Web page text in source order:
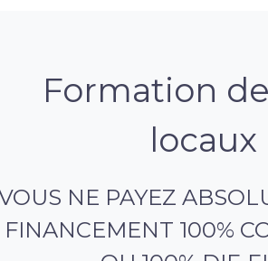
Formation
locaux
NE PAYEZ
FINANCEMENT 100%